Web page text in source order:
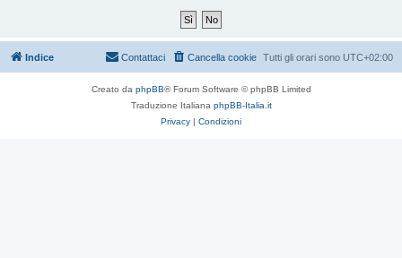
Indice Tutti gli orari sono UTC+02:00
Cancella cookie
Contattaci
Creato da phpBB® Forum Software © phpBB Limited
Traduzione Italiana phpBB-Italia.it
Privacy | Condizioni